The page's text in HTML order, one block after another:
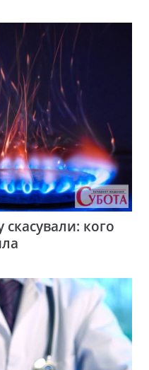
скасували: кого